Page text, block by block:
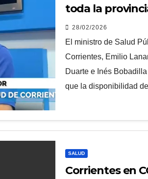
toda la
28/02/2026
El ministro de Salud
Corrientes, Emilio
Duarte e Inés
que la disponibilidad
SALUD
Corrientes en